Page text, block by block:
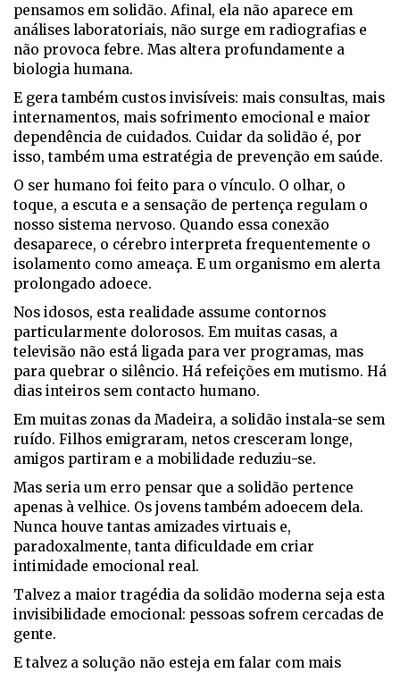
pensamos em solidão. Afinal, ela não aparece em
análises laboratoriais, não surge em radiografias e
não provoca febre. Mas altera profundamente a
biologia humana.
E gera também custos invisíveis: mais consultas, mais
internamentos, mais sofrimento emocional e maior
dependência de cuidados. Cuidar da solidão é, por
isso, também uma estratégia de prevenção em saúde.
O ser humano foi feito para o vínculo. O olhar, o
toque, a escuta e a sensação de pertença regulam o
nosso sistema nervoso. Quando essa conexão
desaparece, o cérebro interpreta frequentemente o
isolamento como ameaça. E um organismo em alerta
prolongado adoece.
Nos idosos, esta realidade assume contornos
particularmente dolorosos. Em muitas casas, a
televisão não está ligada para ver programas, mas
para quebrar o silêncio. Há refeições em mutismo. Há
dias inteiros sem contacto humano.
Em muitas zonas da Madeira, a solidão instala-se sem
ruído. Filhos emigraram, netos cresceram longe,
amigos partiram e a mobilidade reduziu-se.
Mas seria um erro pensar que a solidão pertence
apenas à velhice. Os jovens também adoecem dela.
Nunca houve tantas amizades virtuais e,
paradoxalmente, tanta dificuldade em criar
intimidade emocional real.
Talvez a maior tragédia da solidão moderna seja esta
invisibilidade emocional: pessoas sofrem cercadas de
gente.
E talvez a solução não esteja em falar com mais